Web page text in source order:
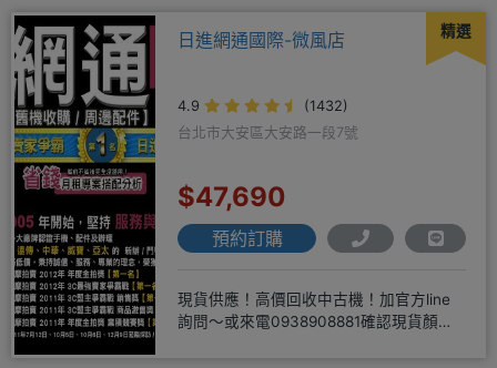
精選
日進網通國際-微風店
4.9
(1432)
台北市大安區大安路一段7號
$47,690
預約訂購
現貨供應！高價回收中古機！加官方line
詢問～或來電0938908881確認現貨顏色